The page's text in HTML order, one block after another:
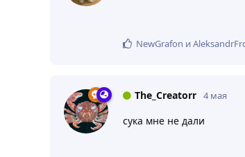
NewGrafon и
The_Creatorr 4 мая
сука мне не дали